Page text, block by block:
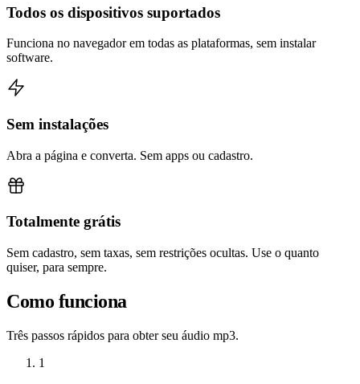
Todos os dispositivos suportados
Funciona no navegador em todas as plataformas, sem instalar
software.
Sem instalações
Abra a página e converta. Sem apps ou cadastro.
Totalmente grátis
Sem cadastro, sem taxas, sem restrições ocultas. Use o quanto
quiser, para sempre.
Como funciona
Três passos rápidos para obter seu áudio mp3.
1